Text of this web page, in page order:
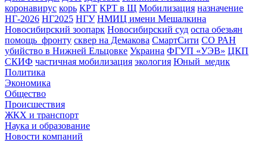
коронавирус корь КРТ КРТ в Щ Мобилизация назначение
НГ-2026 НГ2025 НГУ НМИЦ имени Мешалкина
Новосибирский зоопарк Новосибирский суд оспа обезьян
помощь_фронту сквер на Демакова СмартСити СО РАН
убийство в Нижней Ельцовке Украина ФГУП «УЭВ» ЦКП
СКИФ частичная мобилизация экология Юный_медик
Политика
Экономика
Общество
Происшествия
ЖКХ и транспорт
Наука и образование
Новости компаний